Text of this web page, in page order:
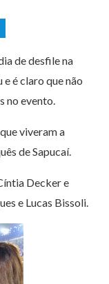
de desfile na
é claro que não
no evento.
viveram a
de Sapucaí.
Decker e
e Lucas Bissoli.